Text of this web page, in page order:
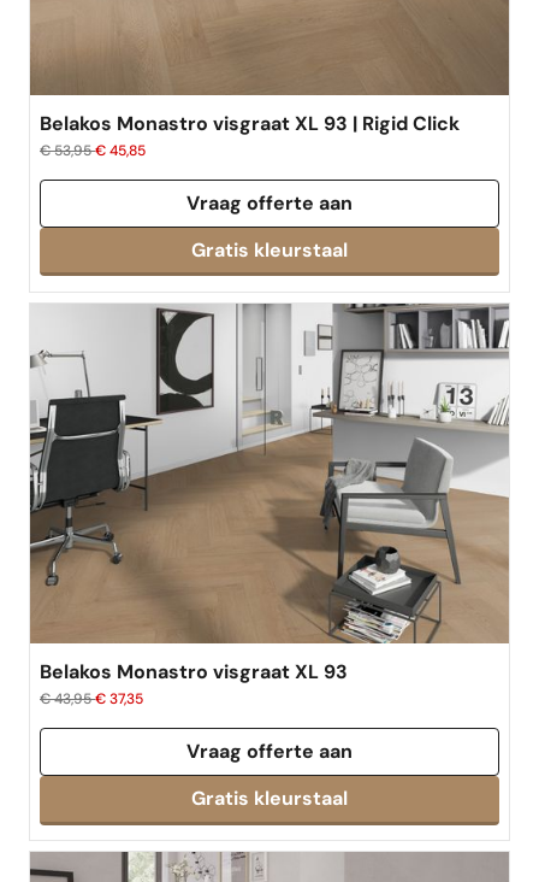
Belakos Monastro visgraat XL 93 | Rigid Click
€ 53,95€ 45,85
Vraag offerte aan
Belakos Monastro visgraat XL 93
€ 43,95€ 37,35
Vraag offerte aan